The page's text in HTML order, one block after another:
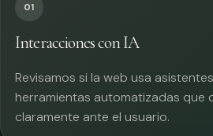
01
Interacciones con IA
Revisamos si la web usa
herramientas automatizadas que
claramente ante el usuario.